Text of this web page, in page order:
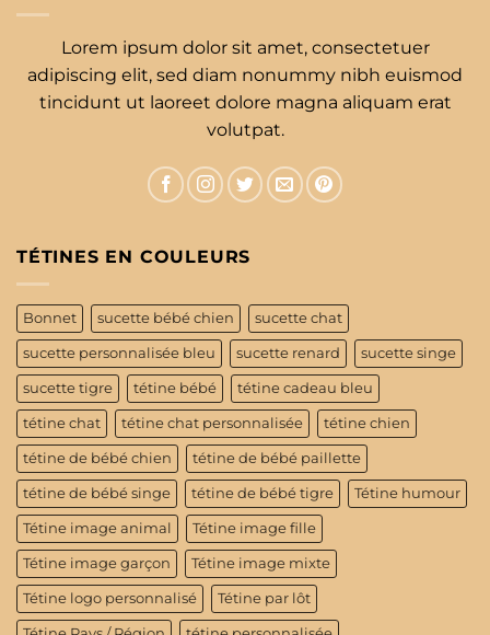
Lorem ipsum dolor sit amet, consectetuer
adipiscing elit, sed diam nonummy nibh euismod
tincidunt ut laoreet dolore magna aliquam erat
volutpat.
TÉTINES EN COULEURS
Bonnet sucette bébé chien sucette chat
sucette personnalisée bleu sucette renard sucette singe
sucette tigre tétine bébé tétine cadeau bleu
tétine chat tétine chat personnalisée tétine chien
tétine de bébé chien tétine de bébé paillette
tétine de bébé singe tétine de bébé tigre Tétine humour
Tétine image animal Tétine image fille
Tétine image garçon Tétine image mixte
Tétine logo personnalisé Tétine par lôt